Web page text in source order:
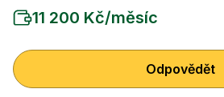
11 200 Kč/měsíc
Odpovědět